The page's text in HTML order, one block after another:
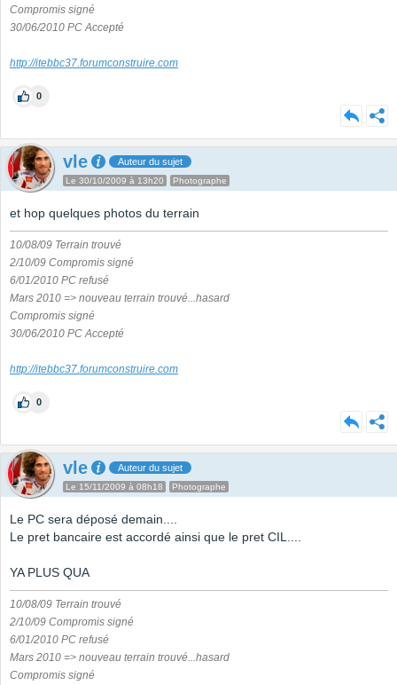
Compromis signé
30/06/2010 PC Accepté
http://itebbc37.forumconstruire.com
0
vle Auteur du sujet
Le 30/10/2009 à 13h20 Photographe
et hop quelques photos du terrain
10/08/09 Terrain trouvé
2/10/09 Compromis signé
6/01/2010 PC refusé
Mars 2010 => nouveau terrain trouvé...hasard
Compromis signé
30/06/2010 PC Accepté
http://itebbc37.forumconstruire.com
0
vle Auteur du sujet
Le 15/11/2009 à 08h18 Photographe
Le PC sera déposé demain....
Le pret bancaire est accordé ainsi que le pret CIL....
YA PLUS QUA
10/08/09 Terrain trouvé
2/10/09 Compromis signé
6/01/2010 PC refusé
Mars 2010 => nouveau terrain trouvé...hasard
Compromis signé